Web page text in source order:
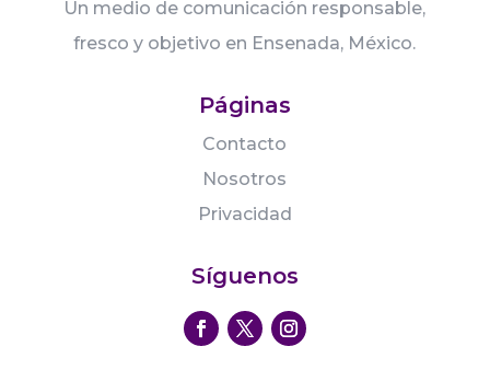
Un medio de comunicación responsable,
fresco y objetivo en Ensenada, México.
Páginas
Contacto
Nosotros
Privacidad
Síguenos